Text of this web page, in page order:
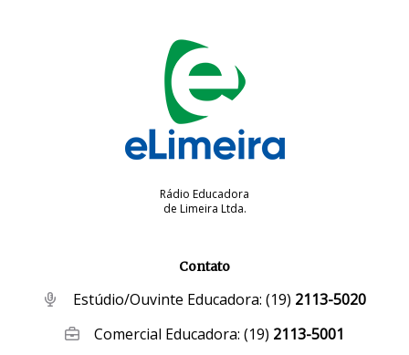
Rádio Educadora
de Limeira Ltda.
Contato
Estúdio/Ouvinte Educadora: (19) 2113-5020
Comercial Educadora:(19) 2113-5001